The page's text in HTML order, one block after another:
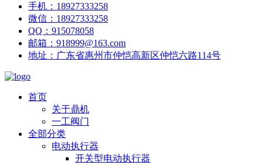
手机：18927333258
微信：18927333258
QQ：915078058
邮箱：918999@163.com
地址：广东省惠州市仲恺高新区仲恺六路114号
首页
关于鼎机
一工阀门
全部分类
电动执行器
开关型电动执行器